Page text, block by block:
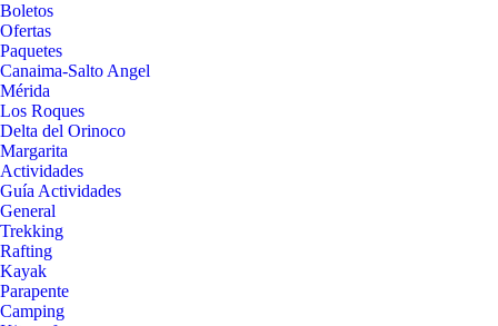
Boletos
Ofertas
Paquetes
Canaima-Salto Angel
Mérida
Los Roques
Delta del Orinoco
Margarita
Actividades
Guía Actividades
General
Trekking
Rafting
Kayak
Parapente
Camping